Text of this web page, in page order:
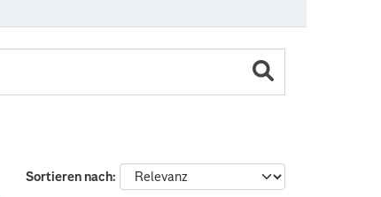
Sortieren nach